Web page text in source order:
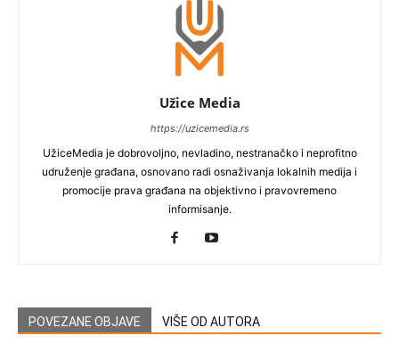
Užice Media
https://uzicemedia.rs
UžiceMedia je dobrovoljno, nevladino, nestranačko i neprofitno
udruženje građana, osnovano radi osnaživanja lokalnih medija i
promocije prava građana na objektivno i pravovremeno
informisanje.
POVEZANE OBJAVE VIŠE OD AUTORA